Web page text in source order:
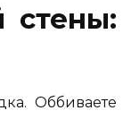
стены:
Оббиваете